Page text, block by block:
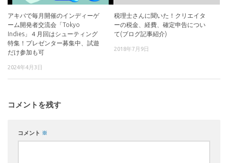
アキバで毎月開催のインディーゲ
ーム開発者交流会「Tokyo
Indies」４月回はシューティング
特集！プレゼンター募集中、試遊
だけ参加も可
2024年4月3日
税理士さんに聞いた！クリエイタ
ーの税金、経費、確定申告につい
て(ブログ記事紹介)
2018年7月9日
コメントを残す
コメント ※